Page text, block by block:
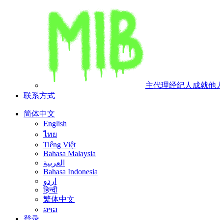
主代理经纪人 成就他
联系方式
简体中文
English
ไทย
Tiếng Việt
Bahasa Malaysia
العربية
Bahasa Indonesia
اردو
हिन्दी
繁体中文
ລາວ